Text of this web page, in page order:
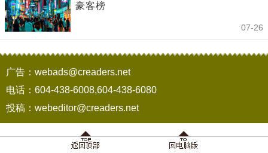
豪客榜
07-26
广告：webads@creaders.net
电话：604-438-6008,604-438-6080
投稿：webeditor@creaders.net